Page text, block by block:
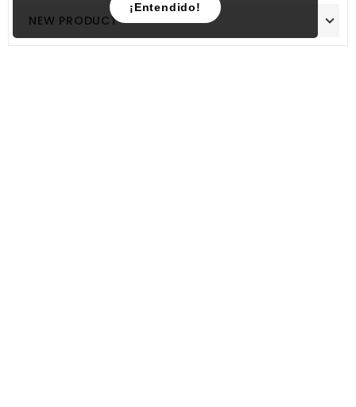
¡Entendido!
NEW PRODUCT